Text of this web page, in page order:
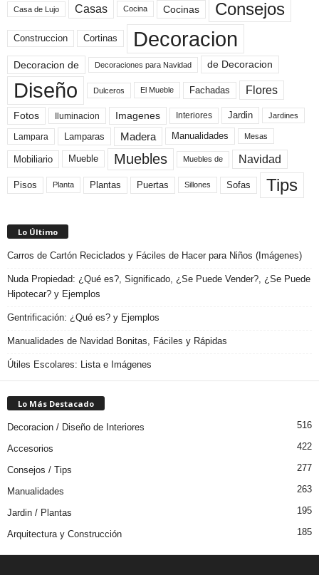
Casa de Lujo Casas Cocina Cocinas Consejos
Construccion Cortinas Decoracion
Decoracion de Decoraciones para Navidad de Decoracion
Diseño Dulceros El Mueble Fachadas Flores
Fotos Iluminacion Imagenes Interiores Jardin Jardines
Lampara Lamparas Madera Manualidades Mesas
Mobiliario Mueble Muebles Muebles de Navidad
Pisos Planta Plantas Puertas Sillones Sofas Tips
Lo Último
Carros de Cartón Reciclados y Fáciles de Hacer para Niños (Imágenes)
Nuda Propiedad: ¿Qué es?, Significado, ¿Se Puede Vender?, ¿Se Puede
Hipotecar? y Ejemplos
Gentrificación: ¿Qué es? y Ejemplos
Manualidades de Navidad Bonitas, Fáciles y Rápidas
Útiles Escolares: Lista e Imágenes
Lo Más Destacado
Decoracion / Diseño de Interiores 516
Accesorios 422
Consejos / Tips 277
Manualidades 263
Jardin / Plantas 195
Arquitectura y Construcción 185